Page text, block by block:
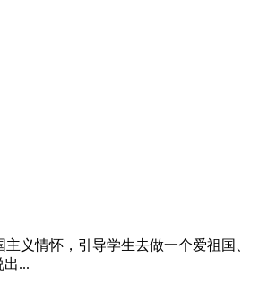
义情怀，引导学生去做一个爱祖国、
...